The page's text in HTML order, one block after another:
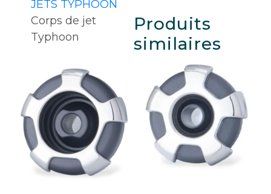
Corps de jet
Typhoon
Produits
similaires